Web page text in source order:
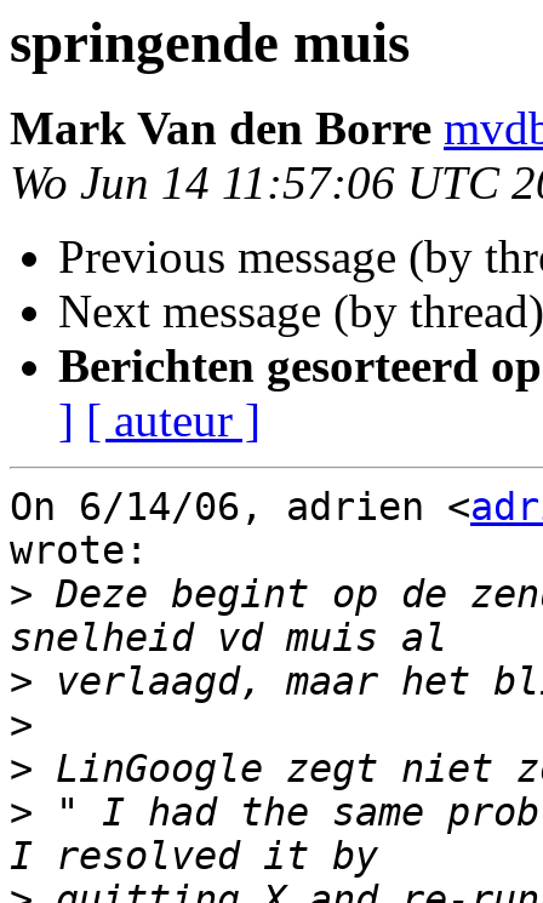
springende muis
Mark Van den Borre
Wo Jun 14 11:57:06 UTC
Previous message (by
Next message (by
Berichten gesorteerd
] [ auteur ]
On 6/14/06, adrien <
wrote:
> Deze begint op de
>
>
>
> " I had the same